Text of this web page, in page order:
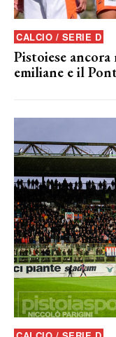
CALCIO / SERIE D
Pistoiese
emiliane e il